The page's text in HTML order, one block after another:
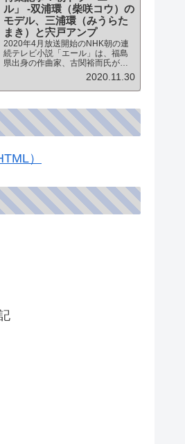
ル」 -双浦環（柴咲コウ）の
モデル、三浦環（みうらた
まき）と宍戸アンプ
2020年4月放送開始のNHK朝の連
続テレビ小説「エール」は、福島
県出身の作曲家、古関裕而氏がモ
デルとなっています。このドラマ
に登場する戦前の声楽家、三浦環
さんと、本サイトにも登場する宍
によるシングルアンプ製作…
2020.11.30
）